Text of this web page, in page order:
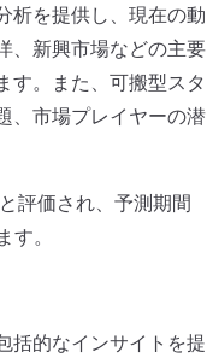
析を提供し、現在の動
、新興市場などの主要
す。また、可搬型スタ
、市場プレイヤーの潜
評価され、予測期間
。
括的なインサイトを提